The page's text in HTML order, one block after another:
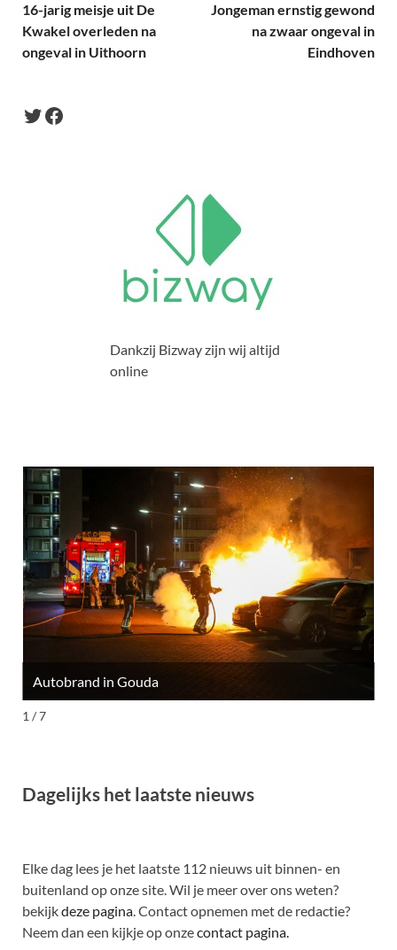
16-jarig meisje uit De
Kwakel overleden na
ongeval in Uithoorn
Jongeman ernstig gewond
na zwaar ongeval in
Eindhoven
Dankzij Bizway zijn wij altijd
online
Autobrand in Gouda
1 / 7
Dagelijks het laatste nieuws
Elke dag lees je het laatste 112 nieuws uit binnen- en
buitenland op onze site. Wil je meer over ons weten?
bekijkdeze pagina. Contact opnemen met de redactie?
Neem dan een kijkje op onzecontact pagina.